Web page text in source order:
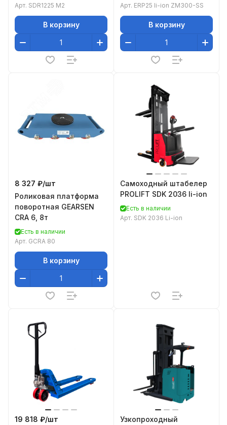
Арт. SDR1225 M2
В корзину
Арт. ERP25 li-ion ZM300-SS
В корзину
8 327 ₽/шт
Роликовая платформа
поворотная GEARSEN
CRA 6, 8т
Есть в наличии
Арт. GCRA 80
В корзину
Самоходный штабелер
PROLIFT SDK 2036 li-ion
Есть в наличии
Арт. SDK 2036 Li-ion
19 818 ₽/шт
Узкопроходный